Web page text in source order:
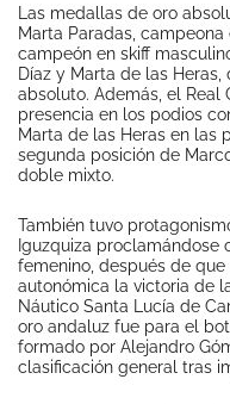
Las medallas de oro
Marta Paradas,
campeón en skiff
Díaz y Marta de las
absoluto. Además, el
presencia en los podios
Marta de las Heras en las
segunda posición de
doble mixto.
También tuvo
Iguzquiza proclamándose
femenino, después de
autonómica la victoria de
Náutico Santa Lucía de
oro andaluz fue para el
formado por Alejandro
clasificación general tras